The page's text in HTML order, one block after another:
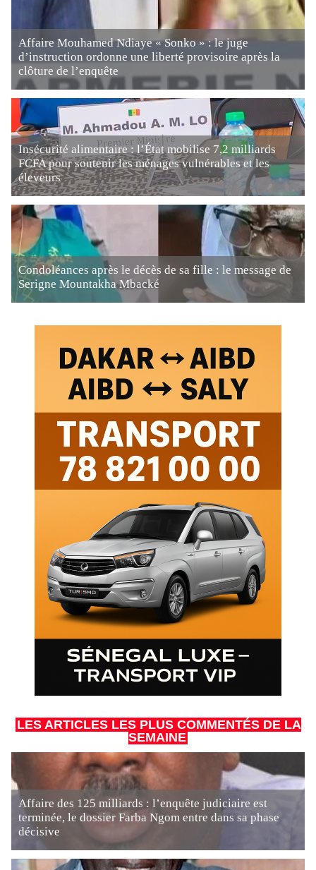
Affaire Mouhamed Ndiaye « Sonko » : le juge
d’instruction ordonne une liberté provisoire après la
clôture de l’enquête
Insécurité alimentaire : l’État mobilise 7,2 milliards
FCFA pour soutenir les ménages vulnérables et les
éleveurs
Condoléances après le décès de sa fille : le message de
Serigne Mountakha Mbacké
LES ARTICLES LES PLUS COMMENTÉS DE LA
SEMAINE
Affaire des 125 milliards : l’enquête judiciaire est
terminée, le dossier Farba Ngom entre dans sa phase
décisive